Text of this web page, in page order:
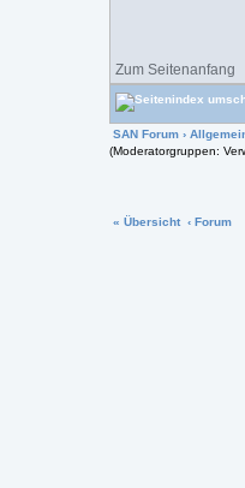
Zum Seitenanfang
SAN Forum ›
(Moderatorgruppen:
« Übersicht ‹ Forum